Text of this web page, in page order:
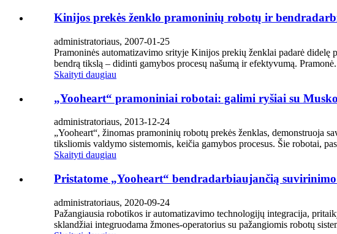
Kinijos prekės ženklo pramoninių robotų ir
administratoriaus, 2007-01-25
Pramoninės automatizavimo srityje Kinijos prekių ženklai padarė
bendrą tikslą – didinti gamybos procesų našumą ir efektyvumą.
Skaityti daugiau
„Yooheart“ pramoniniai robotai: galimi ryšiai su
administratoriaus, 2013-12-24
„Yooheart“, žinomas pramoninių robotų prekės ženklas, demonstruoja
tiksliomis valdymo sistemomis, keičia gamybos procesus. Šie robotai,
Skaityti daugiau
Pristatome „Yooheart“ bendradarbiaujančią
administratoriaus, 2020-09-24
Pažangiausia robotikos ir automatizavimo technologijų integracija,
sklandžiai integruodama žmones-operatorius su pažangiomis robotų